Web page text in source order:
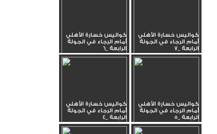
كواليس خسارة الأهلي
أمام الرجاء في الجولة
الرابعة _7
كواليس خسارة الأهلي
أمام الرجاء في الجولة
الرابعة _6
كواليس خسارة الأهلي
أمام الرجاء في الجولة
الرابعة _5
كواليس خسارة الأهلي
أمام الرجاء في الجولة
الرابعة _4